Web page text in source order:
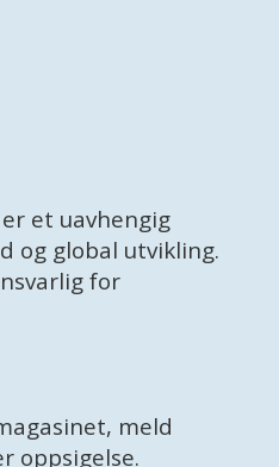
et uavhengig
og global utvikling.
for
meld
oppsigelse.